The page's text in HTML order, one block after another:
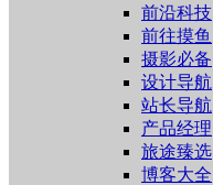
前沿科技
前往摸鱼
摄影必备
设计导航
站长导航
产品经理
旅途臻选
博客大全